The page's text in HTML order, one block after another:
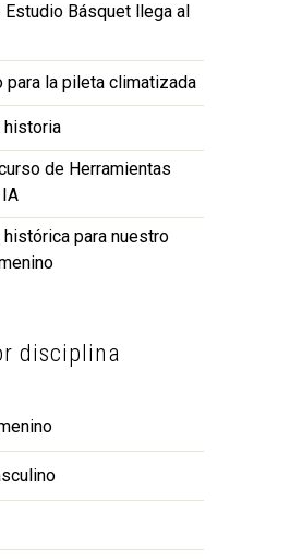
Estudio Básquet llega al
para la pileta climatizada
historia
de Herramientas
histórica para nuestro
disciplina